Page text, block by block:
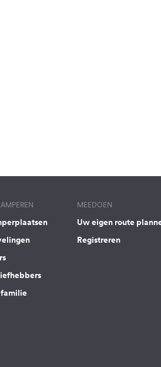
MEEDOEN
Uw eigen route
Registreren